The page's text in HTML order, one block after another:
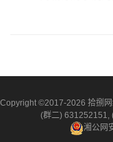
通过自动化订单处理
Copyright ©2017-2026 拾捌网
(群二) 631252151,
湘公网